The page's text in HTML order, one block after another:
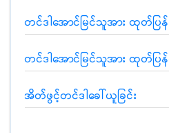
တင်ဒါအောင်မြင်သူအား ထုတ်ပြန်
တင်ဒါအောင်မြင်သူအား ထုတ်ပြန်
အိတ်ဖွင့်တင်ဒါခေါ်ယူခြင်း